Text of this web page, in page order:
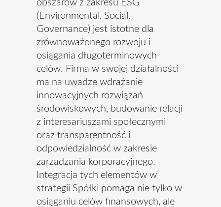
obszarów z zakresu ESG
(Environmental, Social,
Governance) jest istotne dla
zrównoważonego rozwoju i
osiągania długoterminowych
celów. Firma w swojej działalności
ma na uwadze wdrażanie
innowacyjnych rozwiązań
środowiskowych, budowanie relacji
z interesariuszami społecznymi
oraz transparentność i
odpowiedzialność w zakresie
zarządzania korporacyjnego.
Integracja tych elementów w
strategii Spółki pomaga nie tylko w
osiąganiu celów finansowych, ale